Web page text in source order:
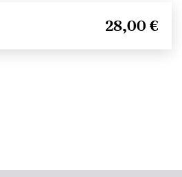
28,00 €